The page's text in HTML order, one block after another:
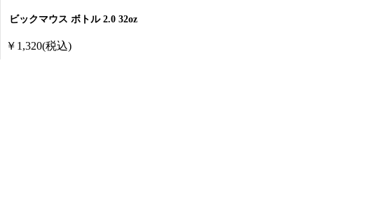
ビックマウス ボトル 2.0 32oz
￥1,320(税込)